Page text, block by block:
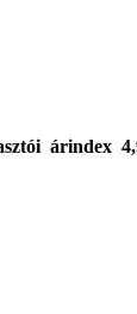
árindex